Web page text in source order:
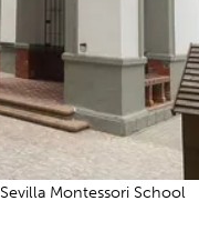
Sevilla Montessori School